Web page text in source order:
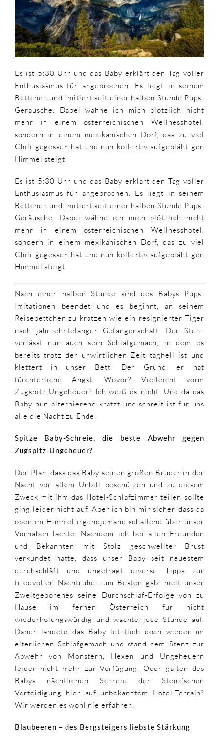
Es ist 5:30 Uhr und das Baby erklärt den Tag voller
Enthusiasmus für angebrochen. Es liegt in seinem
Bettchen und imitiert seit einer halben Stunde Pups-
Geräusche. Dabei wähne ich mich plötzlich nicht
mehr in einem österreichischen Wellnesshotel,
sondern in einem mexikanischen Dorf, das zu viel
Chili gegessen hat und nun kollektiv aufgebläht gen
Himmel steigt.
Es ist 5:30 Uhr und das Baby erklärt den Tag voller
Enthusiasmus für angebrochen. Es liegt in seinem
Bettchen und imitiert seit einer halben Stunde Pups-
Geräusche. Dabei wähne ich mich plötzlich nicht
mehr in einem österreichischen Wellnesshotel,
sondern in einem mexikanischen Dorf, das zu viel
Chili gegessen hat und nun kollektiv aufgebläht gen
Himmel steigt.
Nach einer halben Stunde sind des Babys Pups-
Imitationen beendet und es beginnt, an seinem
Reisebettchen zu kratzen wie ein resignierter Tiger
nach jahrzehntelanger Gefangenschaft. Der Stenz
verlässt nun auch sein Schlafgemach, in dem es
bereits trotz der unwirtlichen Zeit taghell ist und
klettert in unser Bett. Der Grund, er hat
fürchterliche Angst. Wovor? Vielleicht vorm
Zugspitz-Ungeheuer? Ich weiß es nicht. Und da das
Baby nun alternierend kratzt und schreit ist für uns
alle die Nacht zu Ende.
Spitze Baby-Schreie, die beste Abwehr gegen
Zugspitz-Ungeheuer?
Der Plan, dass das Baby seinen großen Bruder in der
Nacht vor allem Unbill beschützen und zu diesem
Zweck mit ihm das Hotel-Schlafzimmer teilen sollte
ging leider nicht auf. Aber ich bin mir sicher, dass da
oben im Himmel irgendjemand schallend über unser
Vorhaben lachte. Nachdem ich bei allen Freunden
und Bekannten mit Stolz geschwellter Brust
verkündet hatte, dass unser Baby seit neuestem
durchschläft und ungefragt diverse Tipps zur
friedvollen Nachtruhe zum Besten gab, hielt unser
Zweitgeborenes seine Durchschlaf-Erfolge von zu
Hause im fernen Österreich für nicht
wiederholungswürdig und wachte jede Stunde auf.
Daher landete das Baby letztlich doch wieder im
elterlichen Schlafgemach und stand dem Stenz zur
Abwehr von Monstern, Hexen und Ungeheuern
leider nicht mehr zur Verfügung. Oder galten des
Babys nächtlichen Schreie der Stenz’schen
Verteidigung hier auf unbekanntem Hotel-Terrain?
Wir werden es wohl nie erfahren.
Blaubeeren – des Bergsteigers liebste Stärkung